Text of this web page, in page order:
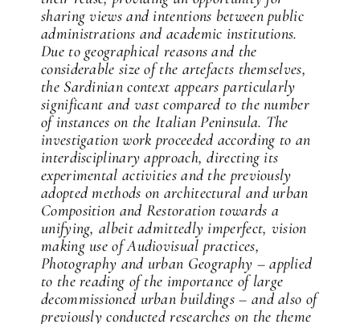
sharing views and intentions between public
administrations and academic institutions.
Due to geographical reasons and the
considerable size of the artefacts themselves,
the Sardinian context appears particularly
significant and vast compared to the number
of instances on the Italian Peninsula. The
investigation work proceeded according to an
interdisciplinary approach, directing its
experimental activities and the previously
adopted methods on architectural and urban
Composition and Restoration towards a
unifying, albeit admittedly imperfect, vision
making use of Audiovisual practices,
Photography and urban Geography – applied
to the reading of the importance of large
decommissioned urban buildings – and also of
previously conducted researches on the theme